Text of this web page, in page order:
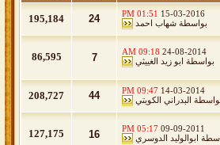
15-03-2016
01:51 PM
بواسطة شهاب احمد 24
195,184
24-08-2014
09:18 AM
بواسطة ابو زيد الغييثي 7
86,595
14-03-2014
09:47 PM
البدراني الكويتي 44
208,727
09-09-2011
05:17 PM
ابوالوليد الدوسري 16
127,175